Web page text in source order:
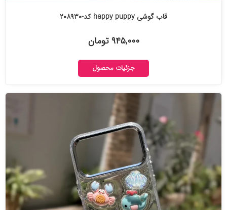
قاب گوشی happy puppy کد-۲۰۸۹۳۰
۹۴۵,۰۰۰ تومان
جزئیات محصول